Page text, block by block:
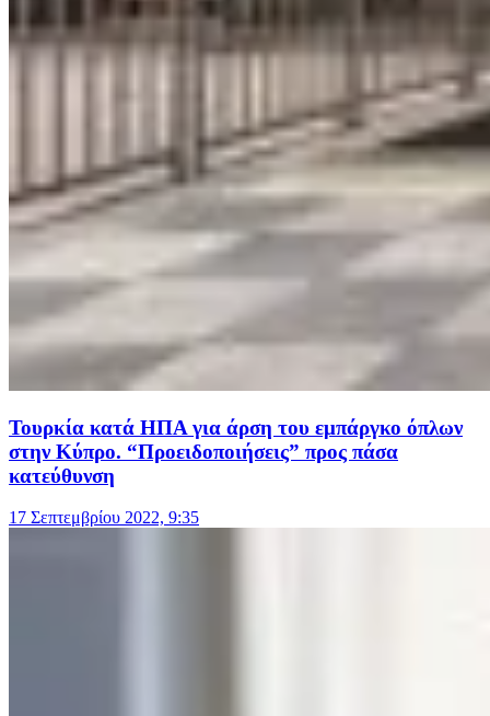
Τουρκία κατά ΗΠΑ για άρση του εμπάργκο όπλων
στην Κύπρο. “Προειδοποιήσεις” προς πάσα
κατεύθυνση
17 Σεπτεμβρίου 2022, 9:35